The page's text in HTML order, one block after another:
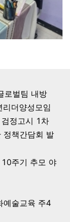
로벌팀 내방
더양성모임
정고시 1차
책간담회 발
주기 추모 야
예술교육 주4